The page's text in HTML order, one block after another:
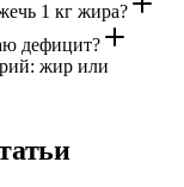
1 кг жира?
дефицит?
жир или